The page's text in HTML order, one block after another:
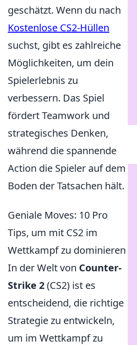
geschätzt. Wenn du nach
Kostenlose CS2-Hüllen
suchst, gibt es zahlreiche
Möglichkeiten, um dein
Spielerlebnis zu
verbessern. Das Spiel
fördert Teamwork und
strategisches Denken,
während die spannende
Action die Spieler auf dem
Boden der Tatsachen hält.
Geniale Moves: 10 Pro
Tips, um mit CS2 im
Wettkampf zu dominieren
In der Welt von Counter-
Strike 2(CS2) ist es
entscheidend, die richtige
Strategie zu entwickeln,
um im Wettkampf zu